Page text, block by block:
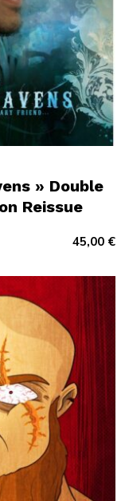
» Double
Reissue
45,00 €